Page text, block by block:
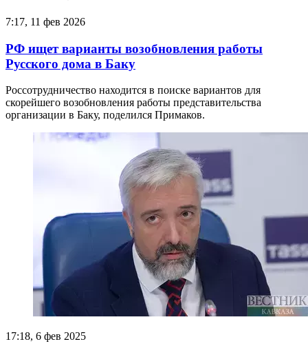
7:17, 11 фев 2026
РФ ищет варианты возобновления работы
Русского дома в Баку
Россотрудничество находится в поиске вариантов для
скорейшего возобновления работы представительства
организации в Баку, поделился Примаков.
17:18, 6 фев 2025